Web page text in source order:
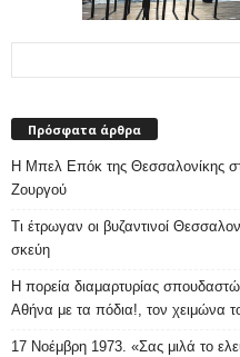
Πρόσφατα άρθρα
Η Μπελ Επόκ της Θεσσαλονίκης
Ζουργού
Τι έτρωγαν οι βυζαντινοί
σκεύη
Η πορεία διαμαρτυρίας
Αθήνα με τα πόδια!, τον χειμώνα
17 Νοέμβρη 1973. «Σας μιλά το